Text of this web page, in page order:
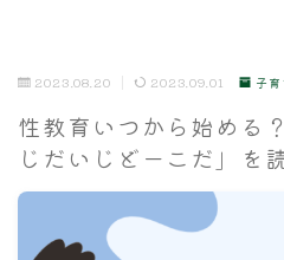
2023.08.20 2023.09.01 子育
性教育いつから始める
じだいじどーこだ」を